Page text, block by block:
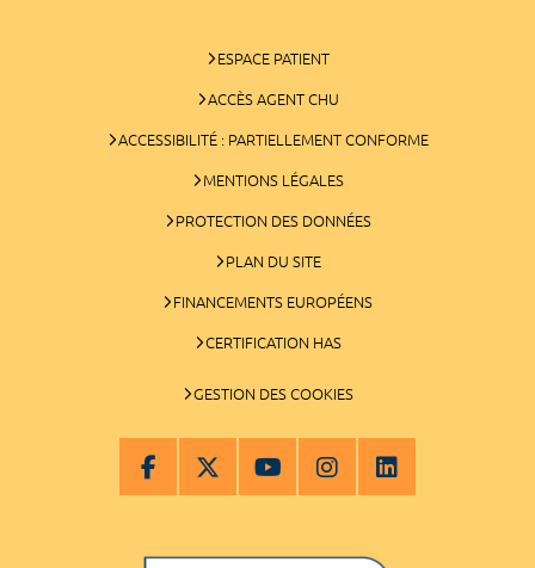
ESPACE PATIENT
ACCÈS AGENT CHU
ACCESSIBILITÉ : PARTIELLEMENT CONFORME
MENTIONS LÉGALES
PROTECTION DES DONNÉES
PLAN DU SITE
FINANCEMENTS EUROPÉENS
CERTIFICATION HAS
GESTION DES COOKIES